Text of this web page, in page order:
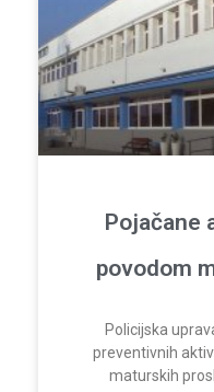
Pojačane
povodom
Policijska
preventivnih
maturskih